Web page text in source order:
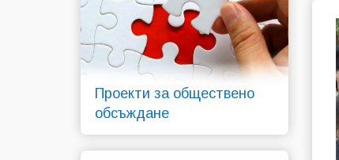
Проекти за обществено
обсъждане